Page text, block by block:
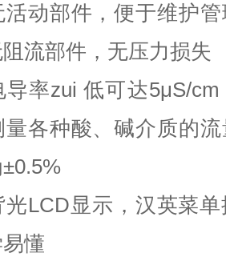
动部件，便于维护
流部件，无压力损失
导率zui 低可达5μS/cm
各种酸、碱介质的
±0.5%
光LCD显示，汉英菜
懂